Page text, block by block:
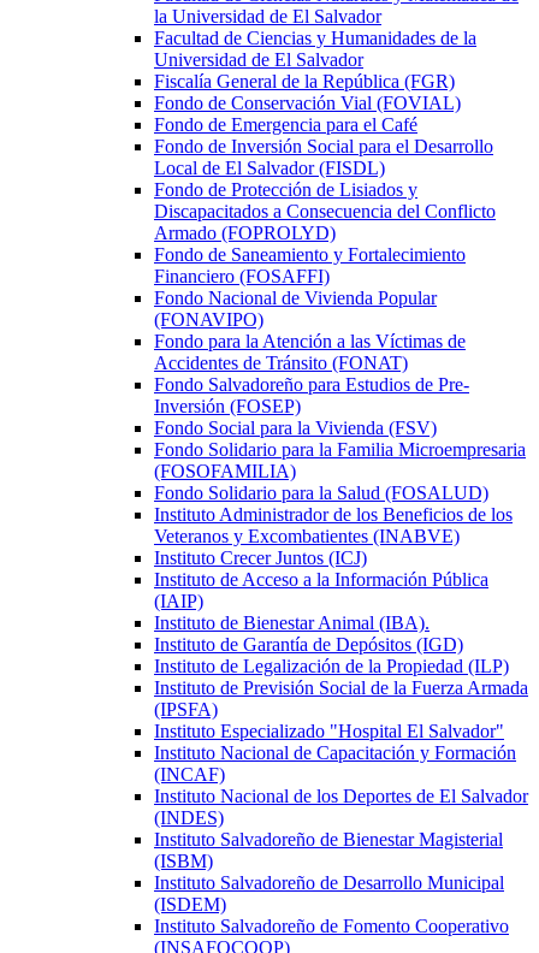
la Universidad de El Salvador
Facultad de Ciencias y Humanidades de la
Universidad de El Salvador
Fiscalía General de la República (FGR)
Fondo de Conservación Vial (FOVIAL)
Fondo de Emergencia para el Café
Fondo de Inversión Social para el Desarrollo
Local de El Salvador (FISDL)
Fondo de Protección de Lisiados y
Discapacitados a Consecuencia del Conflicto
Armado (FOPROLYD)
Fondo de Saneamiento y Fortalecimiento
Financiero (FOSAFFI)
Fondo Nacional de Vivienda Popular
(FONAVIPO)
Fondo para la Atención a las Víctimas de
Accidentes de Tránsito (FONAT)
Fondo Salvadoreño para Estudios de Pre-
Inversión (FOSEP)
Fondo Social para la Vivienda (FSV)
Fondo Solidario para la Familia Microempresaria
(FOSOFAMILIA)
Fondo Solidario para la Salud (FOSALUD)
Instituto Administrador de los Beneficios de los
Veteranos y Excombatientes (INABVE)
Instituto Crecer Juntos (ICJ)
Instituto de Acceso a la Información Pública
(IAIP)
Instituto de Bienestar Animal (IBA).
Instituto de Garantía de Depósitos (IGD)
Instituto de Legalización de la Propiedad (ILP)
Instituto de Previsión Social de la Fuerza Armada
(IPSFA)
Instituto Especializado "Hospital El Salvador"
Instituto Nacional de Capacitación y Formación
(INCAF)
Instituto Nacional de los Deportes de El Salvador
(INDES)
Instituto Salvadoreño de Bienestar Magisterial
(ISBM)
Instituto Salvadoreño de Desarrollo Municipal
(ISDEM)
Instituto Salvadoreño de Fomento Cooperativo
(INSAFOCOOP)